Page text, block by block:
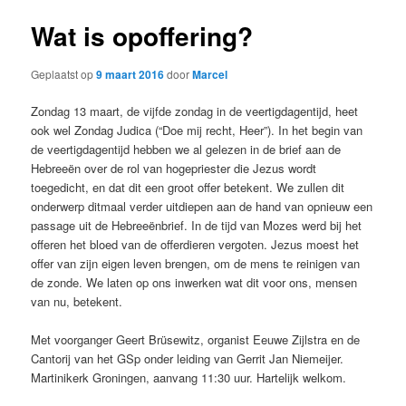
Wat is opoffering?
Geplaatst op9 maart 2016doorMarcel
Zondag 13 maart, de vijfde zondag in de veertigdagentijd, heet
ook wel Zondag Judica (“Doe mij recht, Heer”). In het begin van
de veertigdagentijd hebben we al gelezen in de brief aan de
Hebreeën over de rol van hogepriester die Jezus wordt
toegedicht, en dat dit een groot offer betekent. We zullen dit
onderwerp ditmaal verder uitdiepen aan de hand van opnieuw een
passage uit de Hebreeënbrief. In de tijd van Mozes werd bij het
offeren het bloed van de offerdieren vergoten. Jezus moest het
offer van zijn eigen leven brengen, om de mens te reinigen van
de zonde. We laten op ons inwerken wat dit voor ons, mensen
van nu, betekent.
Met voorganger Geert Brüsewitz, organist Eeuwe Zijlstra en de
Cantorij van het GSp onder leiding van Gerrit Jan Niemeijer.
Martinikerk Groningen, aanvang 11:30 uur. Hartelijk welkom.